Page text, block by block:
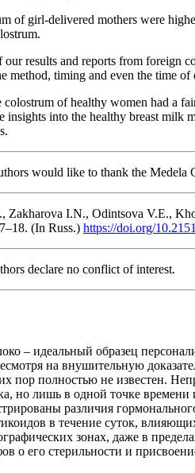
of girl-delivered mothers were
our results and reports from foreign
method, timing and even the time
colostrum of healthy women had a
insights into the healthy breast milk
would like to thank the Medela
Zakharova I.N., Odintsova V.E.,
(In Russ.) https://doi.org/
declare no conflict of interest.
– идеальный образец
на внушительную
пор полностью не известен.
но лишь в одной точке времени
различия
в течение суток,
зонах, даже в
о его стерильности и